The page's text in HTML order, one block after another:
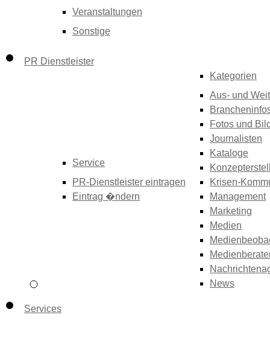
Veranstaltungen
Sonstige
PR Dienstleister
Service
PR-Dienstleister eintragen
Eintrag �ndern
Kategorien
Aus- und
Fotos und
Journalisten
Kataloge
Krisen-
Management
Marketing
Medien
News
Services